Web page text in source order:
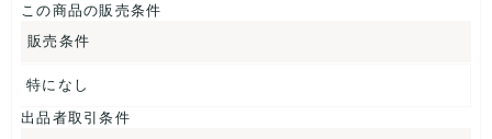
この商品の販売条件
販売条件
特になし
出品者取引条件